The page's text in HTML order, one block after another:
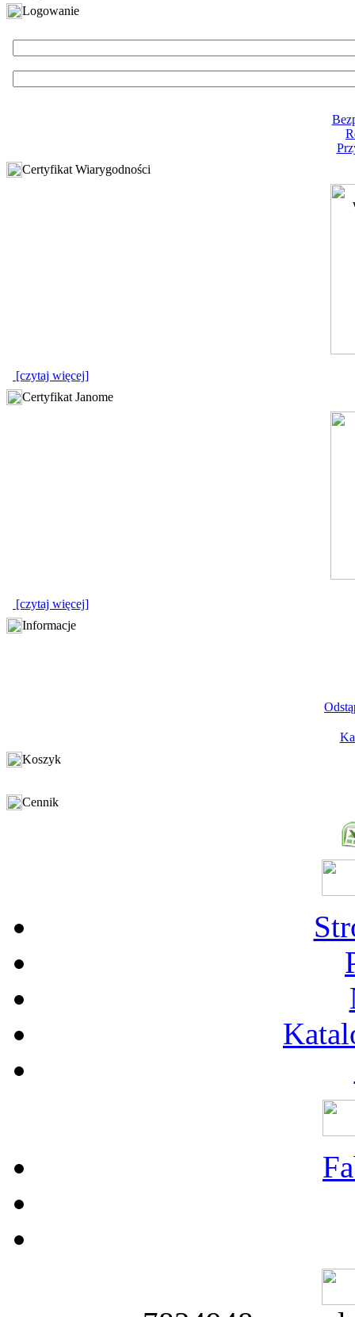
Logowanie
Certyfikat Wiarygodności
[czytaj więcej]
Certyfikat Janome
[czytaj więcej]
Informacje
Koszyk
Cennik